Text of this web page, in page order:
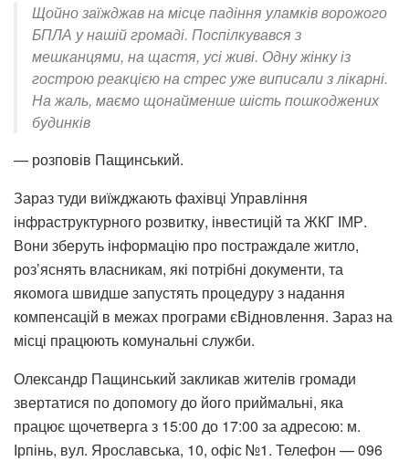
Щойно заїжджав на місце падіння уламків ворожого
БПЛА у нашій громаді. Поспілкувався з
мешканцями, на щастя, усі живі. Одну жінку із
гострою реакцією на стрес уже виписали з лікарні.
На жаль, маємо щонайменше шість пошкоджених
будинків
— розповів Пащинський.
Зараз туди виїжджають фахівці Управління
інфраструктурного розвитку, інвестицій та ЖКГ ІМР.
Вони зберуть інформацію про постраждале житло,
роз’яснять власникам, які потрібні документи, та
якомога швидше запустять процедуру з надання
компенсацій в межах програми єВідновлення. Зараз на
місці працюють комунальні служби.
Олександр Пащинський закликав жителів громади
звертатися по допомогу до його приймальні, яка
працює щочетверга з 15:00 до 17:00 за адресою: м.
Ірпінь, вул. Ярославська, 10, офіс №1. Телефон — 096